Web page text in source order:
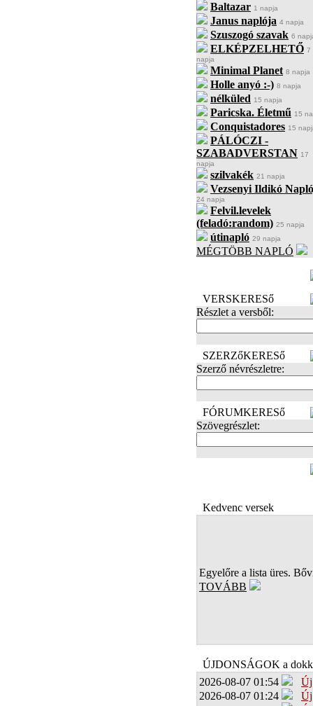
Baltazar 1 napja
Janus naplója 4 napja
Szuszogó szavak 6
ELKÉPZELHETŐ 7
napja
Minimal Planet 8 napja
Holle anyó :-) 8 napja
nélküled 15 napja
Paricska. Életmű 15
Conquistadores 15
PÁLÓCZI -
SZABADVERSTAN 17
napja
szilvakék 21 napja
Vezsenyi Ildikó
24 napja
Felvil.levelek
(feladó:random) 25 napja
útinapló 29 napja
MÉGTÖBB NAPLÓ
VERSKERESő
Részlet a versből:
SZERZőKERESő
Szerző névrészletre:
FÓRUMKERESő
Szövegrészlet:
Kedvenc versek
Egyelőre a lista üres.
TOVÁBB
ÚJDONSÁGOK a
2026-08-07 01:54
Új
2026-08-07 01:24
Új